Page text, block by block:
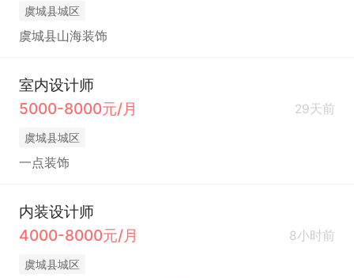
虞城县城区
虞城县山海装饰
室内设计师
5000-8000元/月
29天前
虞城县城区
一点装饰
内装设计师
4000-8000元/月
8小时前
虞城县城区